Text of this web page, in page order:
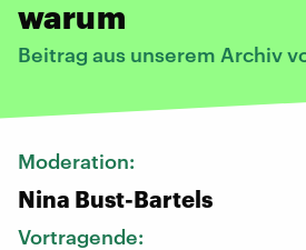
warum
Beitrag aus unserem Archiv
Moderation:
Nina Bust-Bartels
Vortragende: